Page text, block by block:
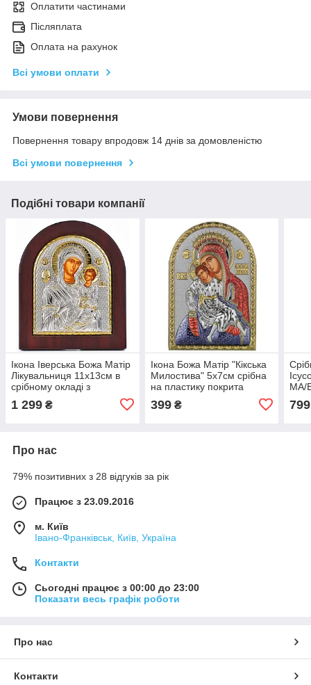
Оплатити частинами
Післяплата
Оплата на рахунок
Всі умови оплати
Умови повернення
Повернення товару впродовж 14 днів за домовленістю
Всі умови повернення
Подібні товари компанії
Ікона Іверська Божа Матір
Лікувальниця 11х13см в
срібному окладі з
1 299 ₴
Ікона Божа Матір "Кікська
Милостива" 5х7см срібна
на пластику покрита
399₴
MA/
799
Про нас
79% позитивних з 28 відгуків за рік
Працює з 23.09.2016
м. Київ
Івано-Франківськ, Київ, Україна
Контакти
Сьогодні працює з 00:00 до 23:00
Показати весь графік роботи
Про нас
Контакти